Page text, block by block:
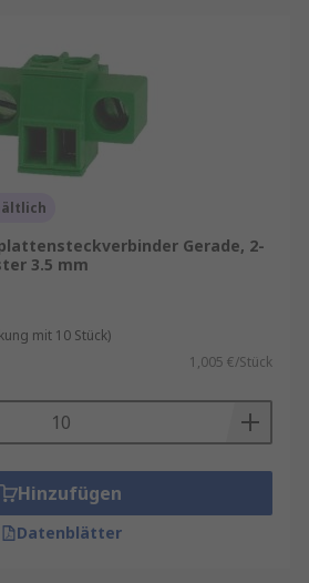
Gerade, 2-
3.5 mm
mit 10 Stück)
1,005 €/Stück
Hinzufügen
Datenblätter